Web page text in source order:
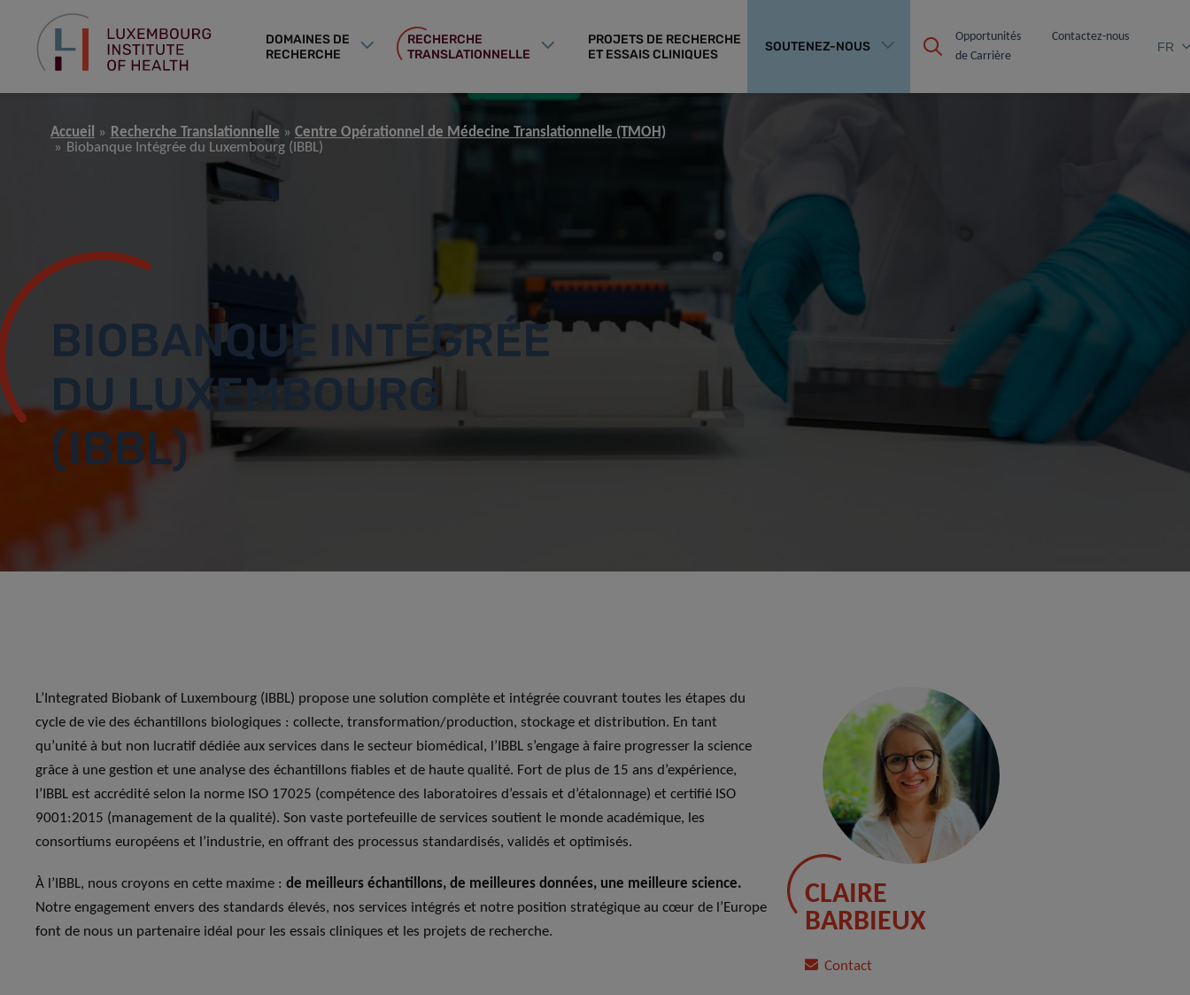
DOMAINES DE
RECHERCHE
RECHERCHE
TRANSLATIONNELLE
PROJETS DE RECHERCHE
ET ESSAIS CLINIQUES
SOUTENEZ-NOUS
Opportunités
de Carrière
Contactez-nous
FR
Accueil Recherche Translationnelle
Centre Opérationnel de Médecine Translationnelle (TMOH)
Biobanque Intégrée du Luxembourg (IBBL)
BIOBANQUE INTÉGRÉE
DU LUXEMBOURG
(IBBL)
L’Integrated Biobank of Luxembourg (IBBL) propose une solution complète et intégrée couvrant toutes les étapes du
cycle de vie des échantillons biologiques : collecte, transformation/production, stockage et distribution. En tant
qu’unité à but non lucratif dédiée aux services dans le secteur biomédical, l’IBBL s’engage à faire progresser la science
grâce à une gestion et une analyse des échantillons fiables et de haute qualité. Fort de plus de 15 ans d’expérience,
l’IBBL est accrédité selon la norme ISO 17025 (compétence des laboratoires d’essais et d’étalonnage) et certifié ISO
9001:2015 (management de la qualité). Son vaste portefeuille de services soutient le monde académique, les
consortiums européens et l’industrie, en offrant des processus standardisés, validés et optimisés.
À l’IBBL, nous croyons en cette maxime : de meilleurs échantillons, de meilleures données, une meilleure science.
Notre engagement envers des standards élevés, nos services intégrés et notre position stratégique au cœur de l’Europe
font de nous un partenaire idéal pour les essais cliniques et les projets de recherche.
CLAIRE
BARBIEUX
Contact